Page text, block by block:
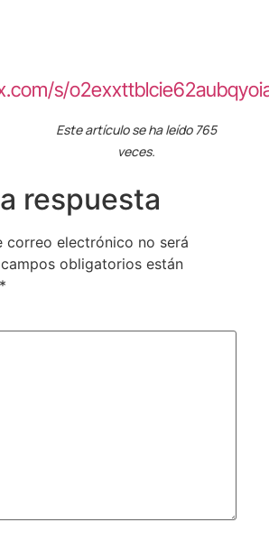
s/
Este artículo se ha leído 765
veces.
respuesta
correo electrónico no será
obligatorios están
*